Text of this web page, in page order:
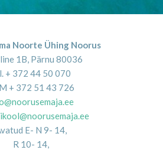
Noorte Ühing Noorus
1B, Pärnu 80036
+ 372 44 50 070
+ 372 51 43 726
E- N 9- 14,
R 10- 14,